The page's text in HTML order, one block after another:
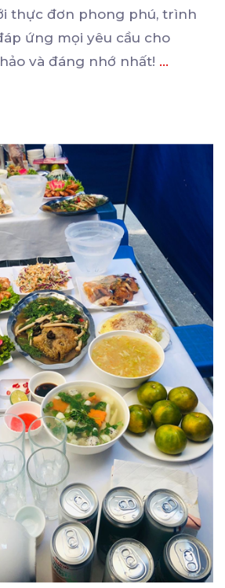
thực đơn phong phú, trình
ứng mọi yêu cầu cho
và đáng nhớ nhất! ...